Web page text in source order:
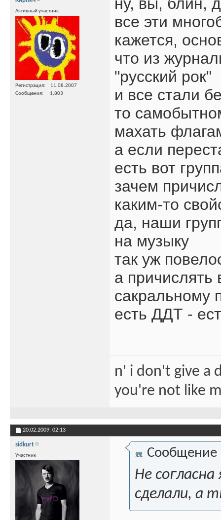
Активный участник
Регистрация
11.08.2007
Сообщения
1,803
все эти
кажется,
что из
"русский рок"
и все стали
то
махать
а если
есть вот
зачем
каким-то
да, наши
на музыку
так уж
а причислять
сакральному
есть ДДТ -
n' i don't give a
you're not like
20.02.2009, 02:13
sidkurt
Участник Сообщение
Не
сделали, а